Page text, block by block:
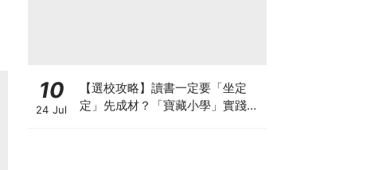
10
24 Jul
【選校攻略】讀書一定要「坐定
定」先成材？「寶藏小學」實踐動